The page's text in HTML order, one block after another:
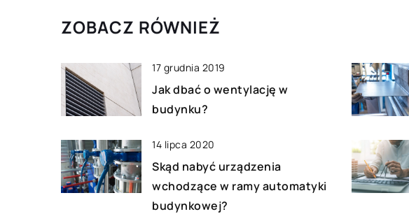
ZOBACZ RÓWNIEŻ
17 grudnia 2019
Jak dbać o wentylację w
budynku?
14 lipca 2020
Skąd nabyć urządzenia
wchodzące w ramy automatyki
budynkowej?
Za pomocą donic można stworzyć
ciekawą i oryginalną aranżację
nich nie tylko kwiaty, ale […]
sytuacje mają